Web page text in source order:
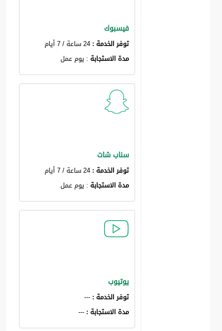
فيسبوك
توفر الخدمة : 24 ساعة / 7 أيام
مدة الاستجابة : يوم عمل
سناب شات
توفر الخدمة : 24 ساعة / 7 أيام
مدة الاستجابة : يوم عمل
يوتيوب
توفر الخدمة :---
مدة الاستجابة :---